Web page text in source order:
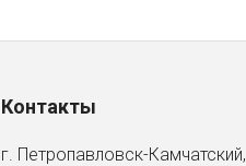
Контакты
г. Петропавловск-Камчатский,